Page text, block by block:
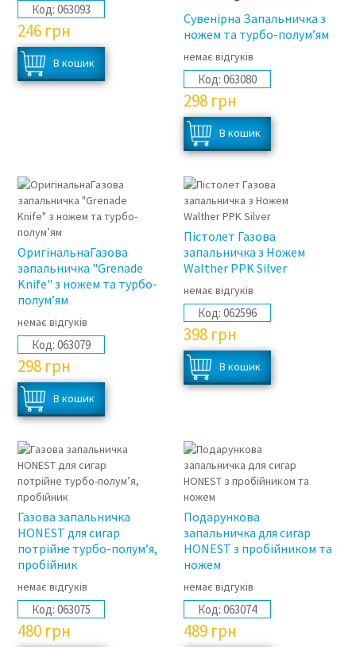
Код: 063093
246 грн
Сувенірна Запальничка з
ножем та турбо-полум’ям
немає відгуків
Код: 063080
298 грн
ОригінальнаГазова
запальничка "Grenade
Knife" з ножем та турбо-
полум’ям
немає відгуків
Код: 063079
298 грн
Пістолет Газова
запальничка з Ножем
Walther PPK Silver
немає відгуків
Код: 062596
398 грн
Газова запальничка
HONEST для сигар
потрійне турбо-полум’я,
пробійник
немає відгуків
Код: 063075
480 грн
Подарункова
запальничка для сигар
HONEST з пробійником та
ножем
немає відгуків
Код: 063074
489 грн